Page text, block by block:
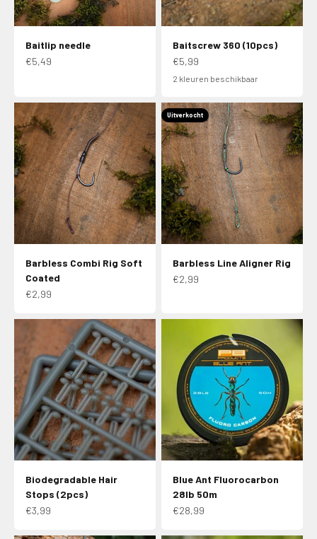
Baitlip needle
Aanbiedingsprijs
€5,49
Baitscrew 360 (10pcs)
Aanbiedingsprijs
€5,99
2 kleuren beschikbaar
Barbless Combi Rig Soft
Coated
Aanbiedingsprijs
€2,99
Uitverkocht
Barbless Line Aligner Rig
Aanbiedingsprijs
€2,99
Biodegradable Hair
Stops (2pcs)
Aanbiedingsprijs
€3,99
Blue Ant Fluorocarbon
28lb 50m
Aanbiedingsprijs
€28,99